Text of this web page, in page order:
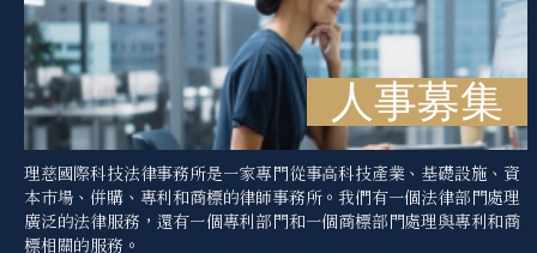
人事募集
理慈國際科技法律事務所是一家專門從事高科技產業、基礎設施、資
本市場、併購、專利和商標的律師事務所。我們有一個法律部門處理
廣泛的法律服務，還有一個專利部門和一個商標部門處理與專利和商
標相關的服務。